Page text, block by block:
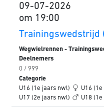
09-07-2026
om 19:00
Trainingswedstrijd
Wegwielrennen -
Deelnemers
0 / 999
Categorie
U16 (1e jaars nwl)
U16
U17 (2e jaars nwl)
U18